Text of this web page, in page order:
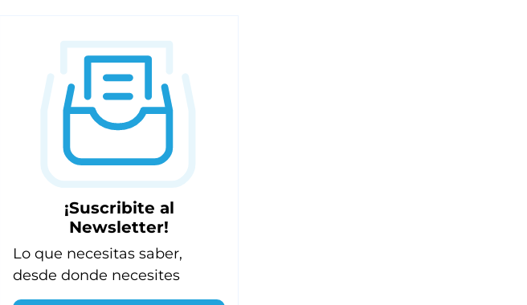
¡Suscribite al
Newsletter!
Lo que necesitas saber,
desde donde necesites